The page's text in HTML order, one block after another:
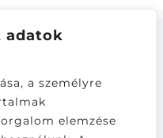
adatok
a személyre
elemzése